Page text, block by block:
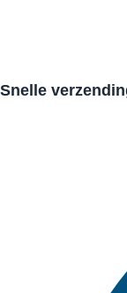
Snelle